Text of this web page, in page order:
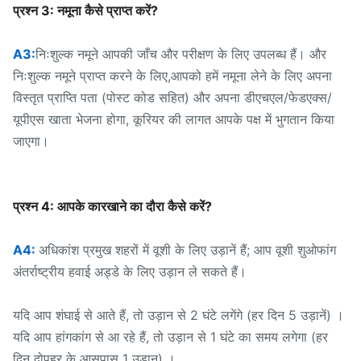
प्रश्न 3: नमूना कैसे प्राप्त करें?
A3:निःशुल्क नमूने आपकी जाँच और परीक्षण के लिए उपलब्ध हैं। और
निःशुल्क नमूने प्राप्त करने के लिए,आपको हमें नमूना लेने के लिए अपना
विस्तृत प्राप्ति पता (पोस्ट कोड सहित) और अपना डीएचएल/फेडएक्स/
यूपीएस खाता भेजना होगा, कूरियर की लागत आपके पक्ष में भुगतान किया
जाएगा।
प्रश्न 4: आपके कारखाने का दौरा कैसे करें?
A4: अधिकांश प्रमुख शहरों में वूशी के लिए उड़ानें हैं; आप वूशी शुओफांग
अंतर्राष्ट्रीय हवाई अड्डे के लिए उड़ान ले सकते हैं।
यदि आप शंघाई से आते हैं, तो उड़ान से 2 घंटे लगेंगे (हर दिन 5 उड़ानें) ।
यदि आप हांगकांग से आ रहे हैं, तो उड़ान से 1 घंटे का समय लगेगा (हर